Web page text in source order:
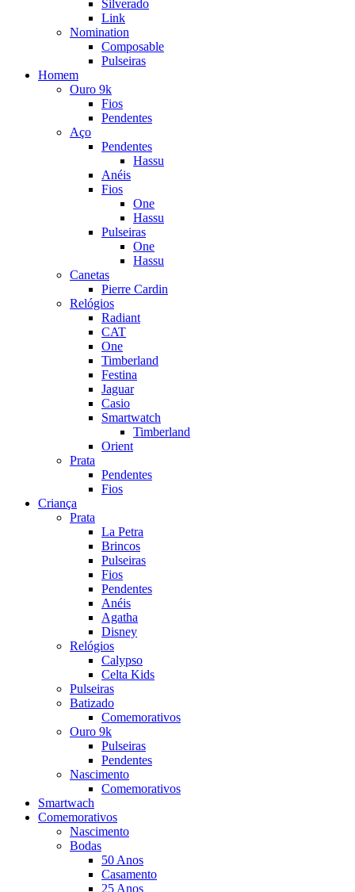
Silverado
Link
Nomination
Composable
Pulseiras
Homem
Ouro 9k
Fios
Pendentes
Aço
Pendentes
Hassu
Anéis
Fios
One
Hassu
Pulseiras
One
Hassu
Canetas
Pierre Cardin
Relógios
Radiant
CAT
One
Timberland
Festina
Jaguar
Casio
Smartwatch
Timberland
Orient
Prata
Pendentes
Fios
Criança
Prata
La Petra
Brincos
Pulseiras
Fios
Pendentes
Anéis
Agatha
Disney
Relógios
Calypso
Celta Kids
Pulseiras
Batizado
Comemorativos
Ouro 9k
Pulseiras
Pendentes
Nascimento
Comemorativos
Smartwach
Comemorativos
Nascimento
Bodas
50 Anos
Casamento
25 Anos